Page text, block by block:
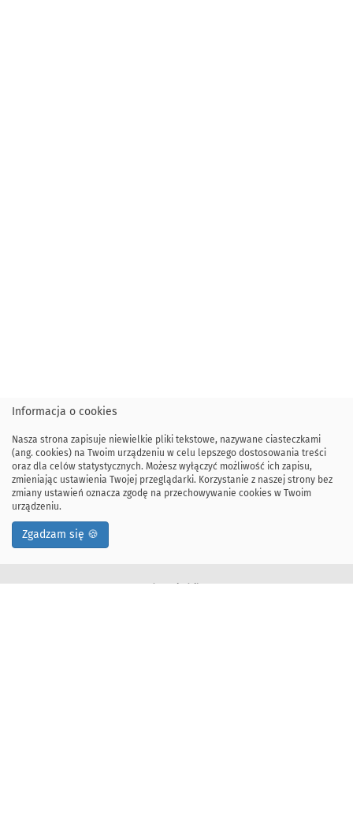
Informacja o cookies
Nasza strona zapisuje niewielkie pliki tekstowe, nazywane ciasteczkami
(ang. cookies) na Twoim urządzeniu w celu lepszego dostosowania treści
oraz dla celów statystycznych. Możesz wyłączyć możliwość ich zapisu,
zmieniając ustawienia Twojej przeglądarki. Korzystanie z naszej strony bez
zmiany ustawień oznacza zgodę na przechowywanie cookies w Twoim
urządzeniu.
Zgadzam się 🍪